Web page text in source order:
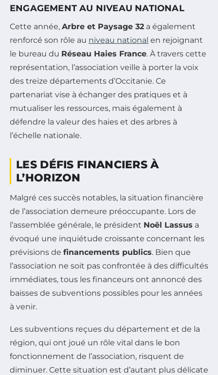
ENGAGEMENT AU NIVEAU NATIONAL
Cette année, Arbre et Paysage 32 a également
renforcé son rôle au niveau national en rejoignant
le bureau du Réseau Haies France. À travers cette
représentation, l’association veille à porter la voix
des treize départements d’Occitanie. Ce
partenariat vise à échanger des pratiques et à
mutualiser les ressources, mais également à
défendre la valeur des haies et des arbres à
l’échelle nationale.
LES DÉFIS FINANCIERS À
L’HORIZON
Malgré ces succès notables, la situation financière
de l’association demeure préoccupante. Lors de
l’assemblée générale, le président Noël Lassus a
évoqué une inquiétude croissante concernant les
prévisions de financements publics. Bien que
l’association ne soit pas confrontée à des difficultés
immédiates, tous les financeurs ont annoncé des
baisses de subventions possibles pour les années
à venir.
Les subventions reçues du département et de la
région, qui ont joué un rôle vital dans le bon
fonctionnement de l’association, risquent de
diminuer. Cette situation est d’autant plus délicate